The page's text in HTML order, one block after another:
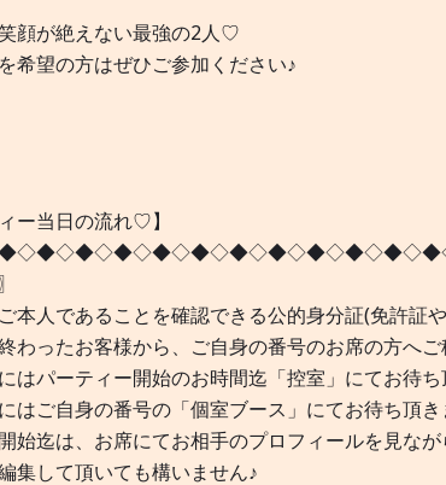
顔が絶えない最強の2人♡
希望の方はぜひご参加ください♪
ー当日の流れ♡】
本人であることを確認できる公的身分証(免許証
わったお客様から、ご自身の番号のお席の方へご
はパーティー開始のお時間迄「控室」にてお待
はご自身の番号の「個室ブース」にてお待ち頂
始迄は、お席にてお相手のプロフィールを見な
集して頂いても構いません♪